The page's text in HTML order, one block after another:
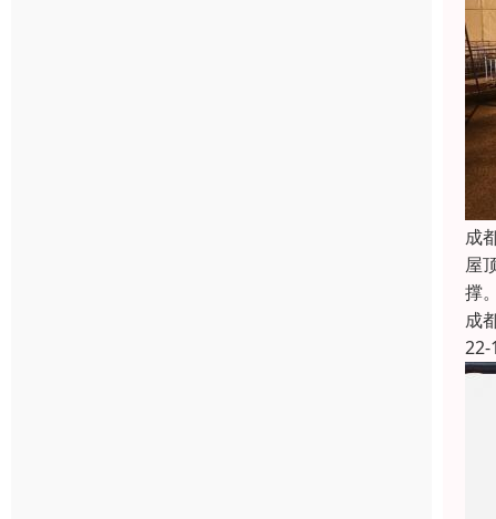
成
屋
撑
成
22-